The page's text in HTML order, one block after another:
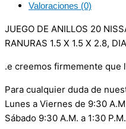
Valoraciones (0)
JUEGO DE ANILLOS 20
RANURAS 1.5 X 1.5 X 2.8,
.e creemos firmemente que
Para cualquier duda de
Lunes a Viernes de 9:30
Sábado 9:30 A.M. a 1:30 P.M.